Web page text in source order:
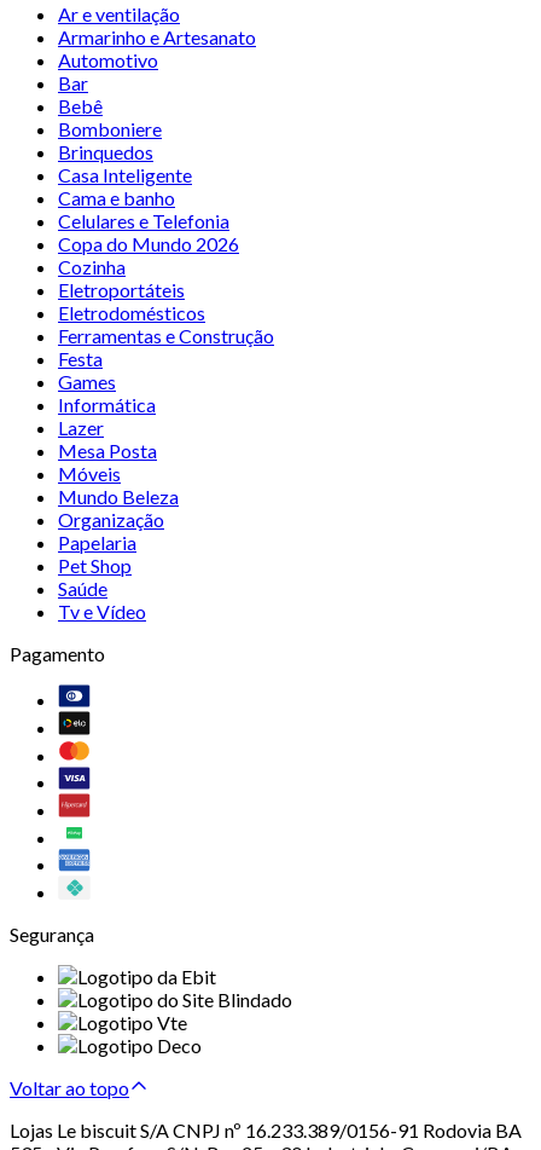
Ar e ventilação
Armarinho e Artesanato
Automotivo
Bar
Bebê
Bomboniere
Brinquedos
Casa Inteligente
Cama e banho
Celulares e Telefonia
Copa do Mundo 2026
Cozinha
Eletroportáteis
Eletrodomésticos
Ferramentas e Construção
Festa
Games
Informática
Lazer
Mesa Posta
Móveis
Mundo Beleza
Organização
Papelaria
Pet Shop
Saúde
Tv e Vídeo
Pagamento
Segurança
Voltar ao topo
Lojas Le biscuit S/A CNPJ nº 16.233.389/0156-91 Rodovia BA